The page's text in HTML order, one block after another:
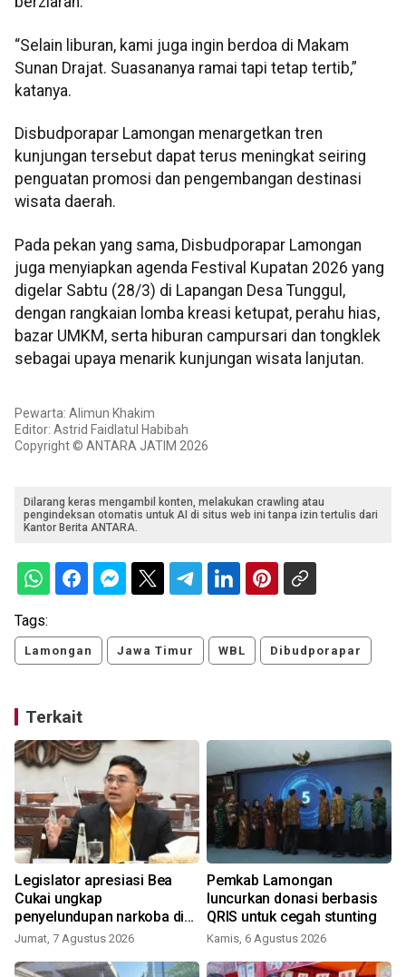
“Selain liburan, kami juga ingin berdoa di Makam
Sunan Drajat. Suasananya ramai tapi tetap tertib,”
katanya.
Disbudporapar Lamongan menargetkan tren
kunjungan tersebut dapat terus meningkat seiring
penguatan promosi dan pengembangan destinasi
wisata daerah.
Pada pekan yang sama, Disbudporapar Lamongan
juga menyiapkan agenda Festival Kupatan 2026 yang
digelar Sabtu (28/3) di Lapangan Desa Tunggul,
dengan rangkaian lomba kreasi ketupat, perahu hias,
bazar UMKM, serta hiburan campursari dan tongklek
sebagai upaya menarik kunjungan wisata lanjutan.
Pewarta: Alimun Khakim
Editor: Astrid Faidlatul Habibah
Copyright © ANTARA JATIM 2026
Dilarang keras mengambil konten, melakukan crawling atau
pengindeksan otomatis untuk AI di situs web ini tanpa izin tertulis dari
Kantor Berita ANTARA.
Tags:
Lamongan Jawa Timur WBL Dibudporapar
Terkait
Legislator apresiasi Bea
Cukai ungkap
penyelundupan narkoba di
Soetta
Jumat, 7 Agustus 2026
Pemkab Lamongan
luncurkan donasi berbasis
QRIS untuk cegah stunting
Kamis, 6 Agustus 2026